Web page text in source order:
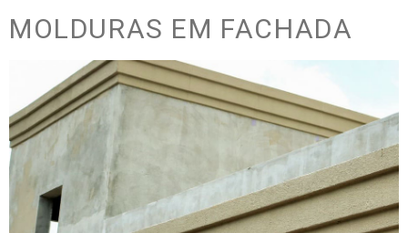
MOLDURAS EM FACHADA